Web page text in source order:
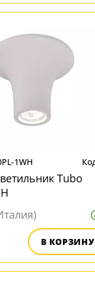
1WH
Tubo
В КОРЗИНУ